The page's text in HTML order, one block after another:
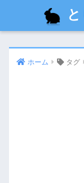
ホーム タグ